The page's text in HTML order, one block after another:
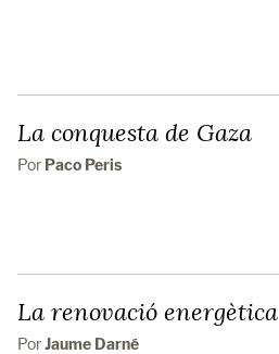
La conquesta de Gaza
Por Paco Peris
La renovació energètica
PorJaume Darné